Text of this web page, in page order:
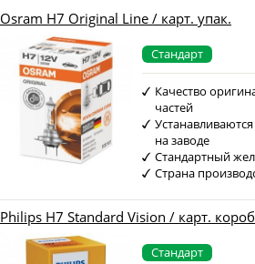
Osram H7 Original Line / карт. упак.
Стандарт
Качество
частей
на заводе
Стандартный
Страна
Philips H7 Standard Vision / карт.
Стандарт